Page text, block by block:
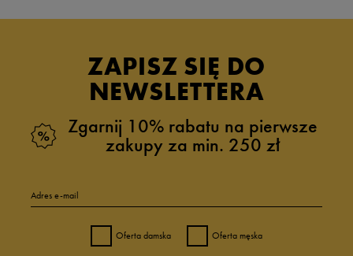
ZAPISZ SIĘ DO
NEWSLETTERA
Zgarnij 10% rabatu na pierwsze
zakupy za min. 250 zł
Adres e-mail
Oferta damska Oferta męska